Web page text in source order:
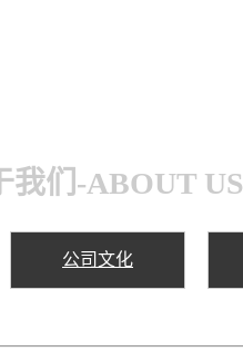
我们-ABOUT US
公司文化